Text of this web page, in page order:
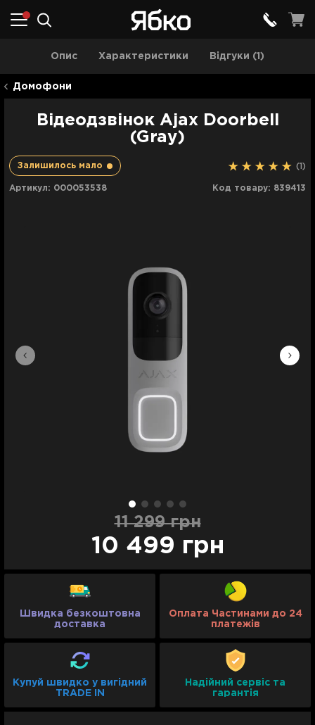
Опис Характеристики Відгуки (1)
Домофони
Відеодзвінок Ajax Doorbell
(Gray)
Залишилось мало
Код товару: 839413
Артикул: 000053538
(1)
11 299 грн
10 499 грн
Швидка безкоштовна
доставка
Оплата Частинами до 24
платежів
Купуй швидко у вигідний
TRADE IN
Надійний сервіс та
гарантія